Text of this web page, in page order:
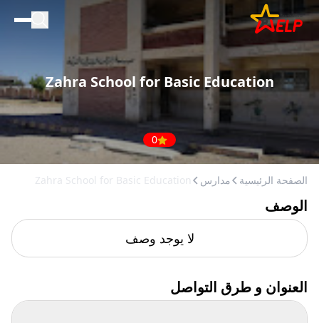
الصفحة الرئيسية
للأعمال التجارية
المدونة
إضافة مكان
Zahra School for Basic Education
0
الصفحة الرئيسية مدارس Zahra School for Basic Education
الوصف
لا يوجد وصف
العنوان و طرق التواصل